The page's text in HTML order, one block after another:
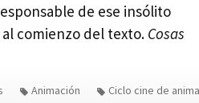
de ese insólito
comienzo del texto. Cosas
Animación Ciclo cine de